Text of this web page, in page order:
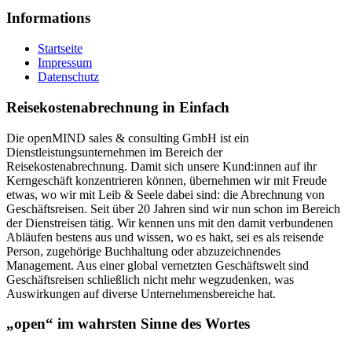
Informations
Startseite
Impressum
Datenschutz
Reisekostenabrechnung in Einfach
Die openMIND sales & consulting GmbH ist ein
Dienstleistungsunternehmen im Bereich der
Reisekostenabrechnung. Damit sich unsere Kund:innen auf ihr
Kerngeschäft konzentrieren können, übernehmen wir mit Freude
etwas, wo wir mit Leib & Seele dabei sind: die Abrechnung von
Geschäftsreisen. Seit über 20 Jahren sind wir nun schon im Bereich
der Dienstreisen tätig. Wir kennen uns mit den damit verbundenen
Abläufen bestens aus und wissen, wo es hakt, sei es als reisende
Person, zugehörige Buchhaltung oder abzuzeichnendes
Management. Aus einer global vernetzten Geschäftswelt sind
Geschäftsreisen schließlich nicht mehr wegzudenken, was
Auswirkungen auf diverse Unternehmensbereiche hat.
„open“ im wahrsten Sinne des Wortes